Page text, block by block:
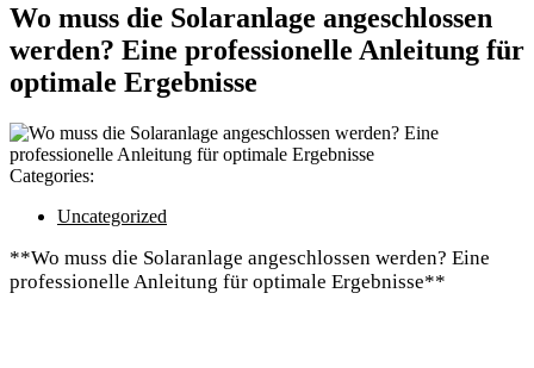
Wo muss die Solaranlage angeschlossen
werden? Eine professionelle Anleitung für
optimale Ergebnisse
Categories:
Uncategorized
**Wo muss die ‍Solaranlage angeschlossen werden? Eine
‌professionelle Anleitung für optimale Ergebnisse**